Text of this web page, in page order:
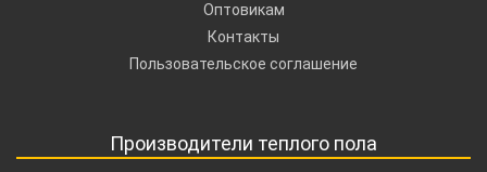
Оптовикам
Контакты
Пользовательское соглашение
Производители теплого пола